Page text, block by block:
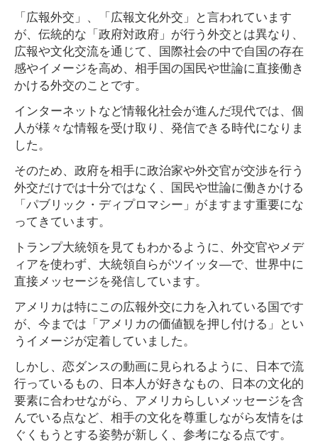
「広報外交」、「広報文化外交」と言われています
が、伝統的な「政府対政府」が行う外交とは異なり、
広報や文化交流を通じて、国際社会の中で自国の存在
感やイメージを高め、相手国の国民や世論に直接働き
かける外交のことです。
インターネットなど情報化社会が進んだ現代では、個
人が様々な情報を受け取り、発信できる時代になりま
した。
そのため、政府を相手に政治家や外交官が交渉を行う
外交だけでは十分ではなく、国民や世論に働きかける
「パブリック・ディプロマシー」がますます重要にな
ってきています。
トランプ大統領を見てもわかるように、外交官やメデ
ィアを使わず、大統領自らがツイッタ―で、世界中に
直接メッセージを発信しています。
アメリカは特にこの広報外交に力を入れている国です
が、今までは「アメリカの価値観を押し付ける」とい
うイメージが定着していました。
しかし、恋ダンスの動画に見られるように、日本で流
行っているもの、日本人が好きなもの、日本の文化的
要素に合わせながら、アメリカらしいメッセージを含
んでいる点など、相手の文化を尊重しながら友情をは
ぐくもうとする姿勢が新しく、参考になる点です。